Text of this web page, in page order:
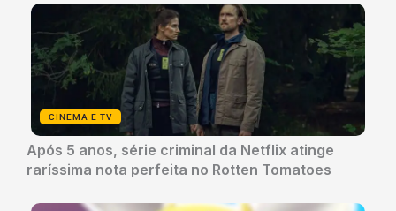
CINEMA E TV
Após 5 anos, série criminal da Netflix atinge
raríssima nota perfeita no Rotten Tomatoes